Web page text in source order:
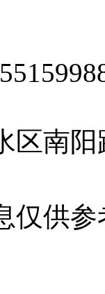
区南
仅供